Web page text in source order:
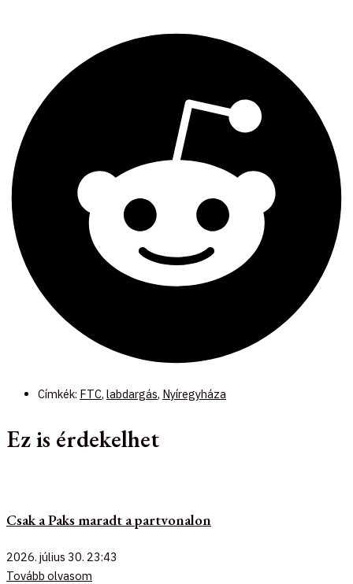
Címkék: FTC, labdargás, Nyíregyháza
Ez is érdekelhet
Csak a Paks maradt a partvonalon
2026. július 30. 23:43
Tovább olvasom